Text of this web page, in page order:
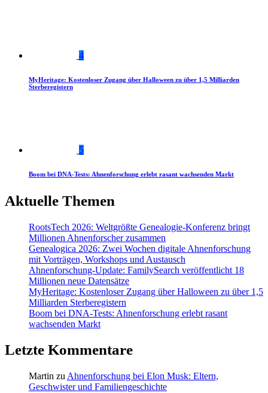
4
MyHeritage: Kostenloser Zugang über Halloween zu über 1,5 Milliarden
Sterberegistern
5
Boom bei DNA-Tests: Ahnenforschung erlebt rasant wachsenden Markt
Aktuelle Themen
RootsTech 2026: Weltgrößte Genealogie-Konferenz bringt
Millionen Ahnenforscher zusammen
Genealogica 2026: Zwei Wochen digitale Ahnenforschung
mit Vorträgen, Workshops und Austausch
Ahnenforschung-Update: FamilySearch veröffentlicht 18
Millionen neue Datensätze
MyHeritage: Kostenloser Zugang über Halloween zu über 1,5
Milliarden Sterberegistern
Boom bei DNA-Tests: Ahnenforschung erlebt rasant
wachsenden Markt
Letzte Kommentare
Martin zu Ahnenforschung bei Elon Musk: Eltern,
Geschwister und Familiengeschichte